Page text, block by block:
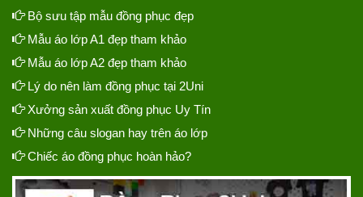
Bộ sưu tập mẫu đồng phục đẹp
Mẫu áo lớp A1 đẹp tham khảo
Mẫu áo lớp A2 đẹp tham khảo
Lý do nên làm đồng phục tại 2Uni
Xưởng sản xuất đồng phục Uy Tín
Những câu slogan hay trên áo lớp
Chiếc áo đồng phục hoàn hảo?